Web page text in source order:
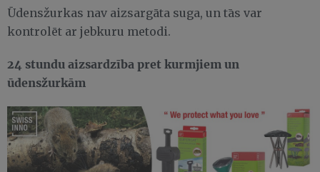
Ūdensžurkas nav aizsargāta suga, un tās var
kontrolēt ar jebkuru metodi.
24 stundu aizsardzība pret kurmjiem un
ūdensžurkām